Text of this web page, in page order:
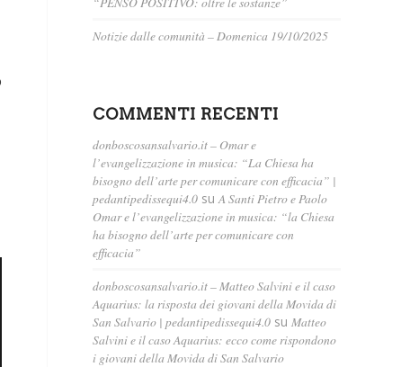
Notizie dalle comunità – Domenica 19/10/2025
COMMENTI RECENTI
donboscosansalvario.it – Omar e
l’evangelizzazione in musica: “La Chiesa ha
bisogno dell’arte per comunicare con efficacia” |
pedantipedissequi4.0 suA Santi Pietro e Paolo
Omar e l’evangelizzazione in musica: “la Chiesa
ha bisogno dell’arte per comunicare con
efficacia”
donboscosansalvario.it – Matteo Salvini e il caso
Aquarius: la risposta dei giovani della Movida di
San Salvario | pedantipedissequi4.0 suMatteo
Salvini e il caso Aquarius: ecco come rispondono
i giovani della Movida di San Salvario